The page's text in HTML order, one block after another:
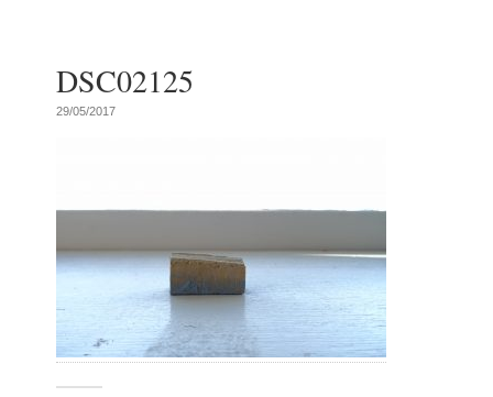
DSC02125
29/05/2017